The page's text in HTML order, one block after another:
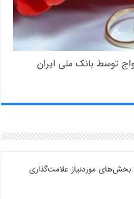
بخش‌های موردنیاز علامت‌گذاری